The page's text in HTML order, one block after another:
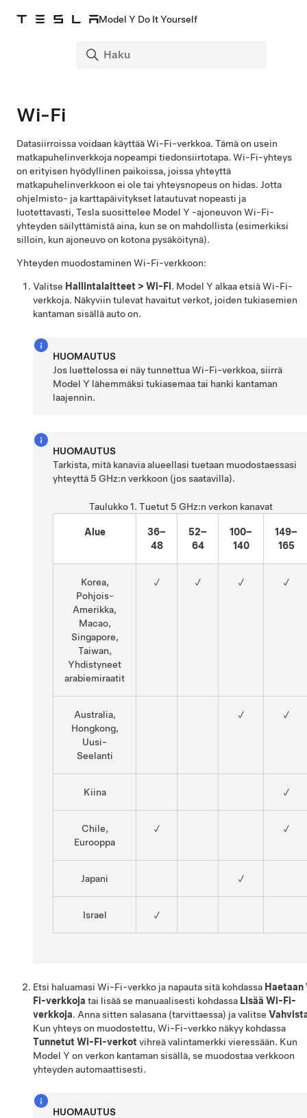
Model Y Do It Yourself
Wi-Fi
Datasiirroissa voidaan käyttää Wi-Fi-verkkoa. Tämä on usein
matkapuhelinverkkoja nopeampi tiedonsiirtotapa. Wi-Fi-yhteys
on erityisen hyödyllinen paikoissa, joissa yhteyttä
matkapuhelinverkkoon ei ole tai yhteysnopeus on hidas. Jotta
ohjelmisto- ja karttapäivitykset latautuvat nopeasti ja
luotettavasti, Tesla suosittelee Model Y -ajoneuvon Wi-Fi-
yhteyden säilyttämistä aina, kun se on mahdollista (esimerkiksi
silloin, kun ajoneuvo on kotona pysäköitynä).
Yhteyden muodostaminen Wi-Fi-verkkoon:
Valitse Hallintalaitteet > Wi-Fi. Model Y alkaa etsiä Wi-Fi-
verkkoja. Näkyviin tulevat havaitut verkot, joiden tukiasemien
kantaman sisällä auto on.
HUOMAUTUS
Jos luettelossa ei näy tunnettua Wi-Fi-verkkoa, siirrä
Model Y lähemmäksi tukiasemaa tai hanki kantaman
laajennin.
HUOMAUTUS
Tarkista, mitä kanavia alueellasi tuetaan muodostaessasi
yhteyttä 5 GHz:n verkkoon (jos saatavilla).
Taulukko 1.Tuetut 5 GHz:n verkon kanavat
Alue
36–
48
52–
64
100–
140
149–
165
Korea,
Pohjois-
Amerikka,
Macao,
Singapore,
Taiwan,
Yhdistyneet
arabiemiraatit
✓ ✓ ✓ ✓
Australia,
Hongkong,
Uusi-
Seelanti
✓ ✓
Kiina ✓
Chile,
Eurooppa
✓ ✓
Japani ✓
Israel ✓
Etsi haluamasi Wi-Fi-verkko ja napauta sitä kohdassa Haetaan
Fi-verkkoja tai lisää se manuaalisesti kohdassa Lisää Wi-Fi-
verkkoja. Anna sitten salasana (tarvittaessa) ja valitse
Kun yhteys on muodostettu, Wi-Fi-verkko näkyy kohdassa
Tunnetut Wi-Fi-verkot vihreä valintamerkki vieressään. Kun
Model Y on verkon kantaman sisällä, se muodostaa verkkoon
yhteyden automaattisesti.
HUOMAUTUS